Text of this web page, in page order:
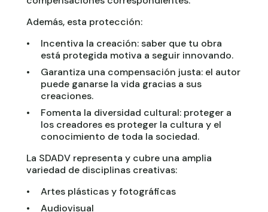
Además, esta protección:
Incentiva la creación: saber que tu obra
está protegida motiva a seguir innovando.
Garantiza una compensación justa: el autor
puede ganarse la vida gracias a sus
creaciones.
Fomenta la diversidad cultural: proteger a
los creadores es proteger la cultura y el
conocimiento de toda la sociedad.
La SDADV representa y cubre una amplia
variedad de disciplinas creativas:
Artes plásticas y fotográficas
Audiovisual